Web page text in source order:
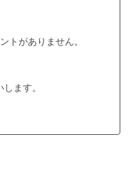
トがありません。
ます。